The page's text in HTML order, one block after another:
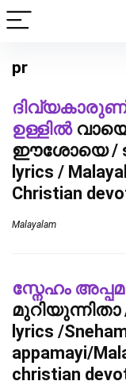
pr
ഉള്ളിൽ
ഈശോയെ /
lyrics /
Christian
Malayalam
സ്നേഹം
മുറിയുന്നിതാ
lyrics /
appamayi/
christian